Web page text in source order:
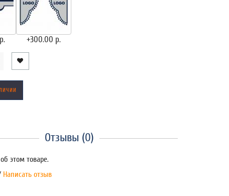
+300.00 р.
Отзывы (0)
этом товаре.
Написать отзыв